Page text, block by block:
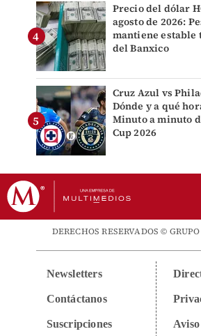
Precio del dólar
agosto de 2026:
mantiene estable
del Banxico
Cruz Azul vs
Dónde y a qué
Minuto a minuto
Cup 2026
DERECHOS RESERVADOS ©
Newsletters
Contáctanos
Suscripciones